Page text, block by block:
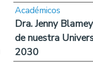
Académicos
Dra. Jenny
de nuestra
2030